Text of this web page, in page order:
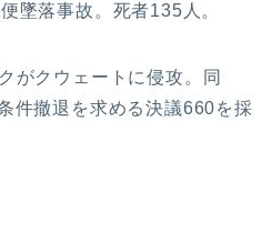
墜落事故。死者135人。
がクウェートに侵攻。同
件撤退を求める決議660を採